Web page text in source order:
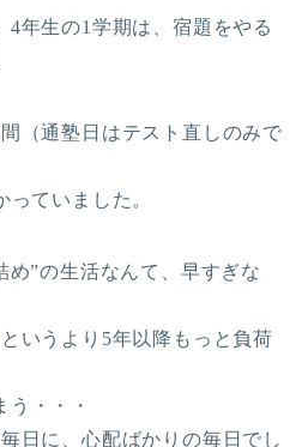
4年生の1学期は、宿題をやる
（通塾日はテスト直しのみで
ていました。
め”の生活なんて、早すぎな
いうより5年以降もっと負荷
・・・
日に、心配ばかりの毎日でし